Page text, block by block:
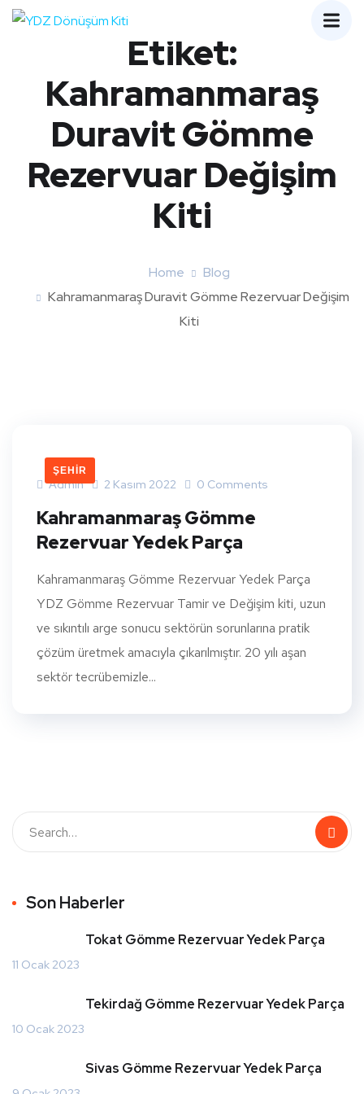
Etiket:
Kahramanmaraş
Duravit Gömme
Rezervuar Değişim
Kiti
Home
Blog
Kahramanmaraş Duravit Gömme Rezervuar Değişim
Kiti
ŞEHIR
Admin 2 Kasım 2022 0 Comments
Kahramanmaraş Gömme
Rezervuar Yedek Parça
Kahramanmaraş Gömme Rezervuar Yedek Parça
YDZ Gömme Rezervuar Tamir ve Değişim kiti, uzun
ve sıkıntılı arge sonucu sektörün sorunlarına pratik
çözüm üretmek amacıyla çıkarılmıştır. 20 yılı aşan
sektör tecrübemizle...
Son Haberler
Tokat Gömme Rezervuar Yedek Parça
11 Ocak 2023
Tekirdağ Gömme Rezervuar Yedek Parça
10 Ocak 2023
Sivas Gömme Rezervuar Yedek Parça